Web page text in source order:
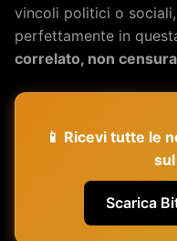
vincoli politici o
perfettamente in
correlato, non
📱 Ricevi tutte le
Scarica